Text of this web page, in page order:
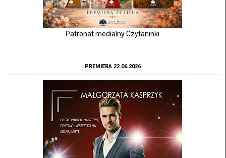
Patronat medialny Czytaninki
PREMIERA 22.06.2026